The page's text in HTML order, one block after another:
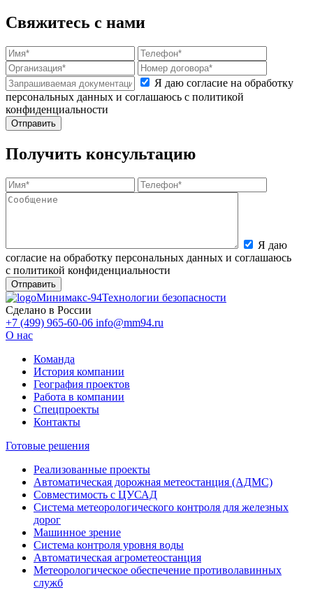
Свяжитесь с нами
Я даю согласие на обработку
персональных данных и соглашаюсь с политикой
конфиденциальности
Получить консультацию
Я даю
согласие на обработку персональных данных и соглашаюсь
с политикой конфиденциальности
Минимакс-94Технологии безопасности
Сделано в России
+7 (499) 965-60-06 info@mm94.ru
О нас
Команда
История компании
География проектов
Работа в компании
Спецпроекты
Контакты
Готовые решения
Реализованные проекты
Автоматическая дорожная метеостанция (АДМС)
Совместимость с ЦУСАД
Система метеорологического контроля для железных
дорог
Машинное зрение
Система контроля уровня воды
Автоматическая агрометеостанция
Метеорологическое обеспечение противолавинных
служб